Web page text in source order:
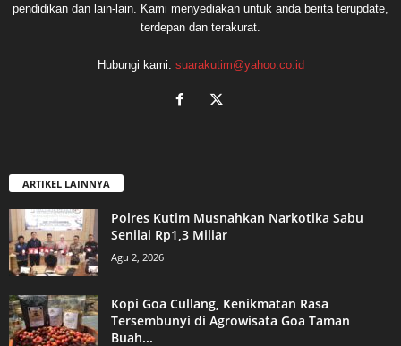
pendidikan dan lain-lain. Kami menyediakan untuk anda berita terupdate,
terdepan dan terakurat.
Hubungi kami: suarakutim@yahoo.co.id
ARTIKEL LAINNYA
Polres Kutim Musnahkan Narkotika Sabu
Senilai Rp1,3 Miliar
Agu 2, 2026
Kopi Goa Cullang, Kenikmatan Rasa
Tersembunyi di Agrowisata Goa Taman
Buah...